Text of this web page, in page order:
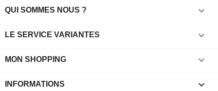
QUI SOMMES NOUS ? 
LE SERVICE VARIANTES 
MON SHOPPING 
INFORMATIONS keyboard_arrow_down